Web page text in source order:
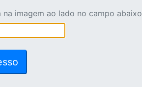
na imagem ao lado no campo abaixo